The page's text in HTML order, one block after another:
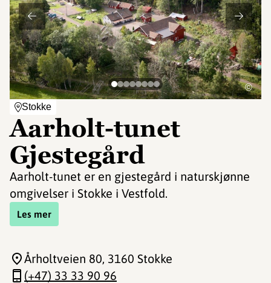
Stokke
Aarholt-tunet
Gjestegård
Aarholt-tunet er en gjestegård i naturskjønne
omgivelser i Stokke i Vestfold.
Les mer
©
Årholtveien 80, 3160 Stokke
(+47) 33 33 90 96